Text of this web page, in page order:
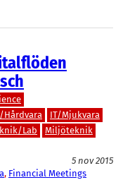
Hårdvara
IT/Mjukvara
Lab
Miljöteknik
5 nov 2015
, Financial Meetings